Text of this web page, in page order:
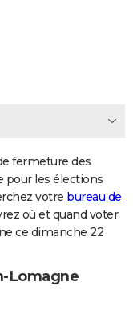
fermeture des
pour les élections
votre bureau de
où et quand voter
ce dimanche 22
Lomagne